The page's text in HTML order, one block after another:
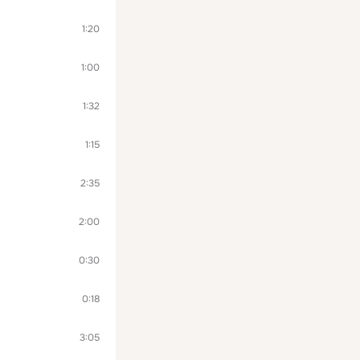
1:20
1:00
1:32
1:15
2:35
2:00
0:30
0:18
3:05